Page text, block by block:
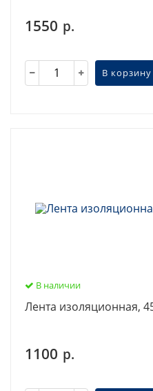
1550 р.
В корзину
В наличии
Лента изоляционная,
1100 р.